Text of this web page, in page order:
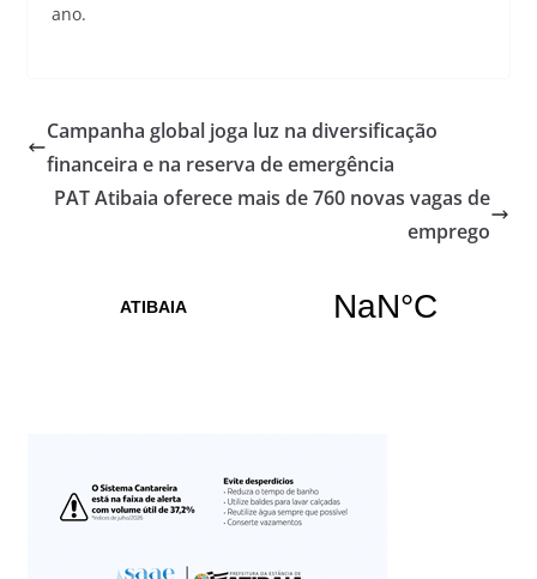
ano.
Campanha global joga luz na diversificação
financeira e na reserva de emergência
PAT Atibaia oferece mais de 760 novas vagas de
emprego